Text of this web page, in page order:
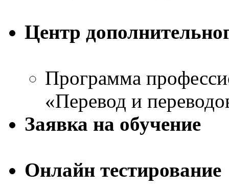
Центр
Программа
«Перевод и
Заявка на обучение
Онлайн тестирование